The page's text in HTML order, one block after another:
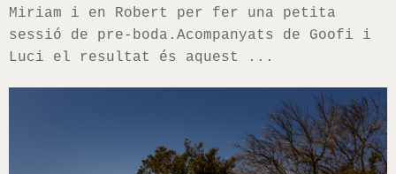
Miriam i en Robert per fer una petita
sessió de pre-boda.Acompanyats de Goofi i
Luci el resultat és aquest ...